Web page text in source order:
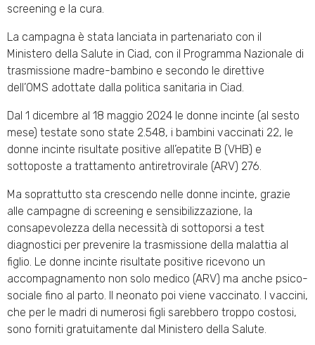
screening e la cura.
La campagna è stata lanciata in partenariato con il
Ministero della Salute in Ciad, con il Programma Nazionale di
trasmissione madre-bambino e secondo le direttive
dell’OMS adottate dalla politica sanitaria in Ciad.
Dal 1 dicembre al 18 maggio 2024 le donne incinte (al sesto
mese) testate sono state 2.548, i bambini vaccinati 22, le
donne incinte risultate positive all’epatite B (VHB) e
sottoposte a trattamento antiretrovirale (ARV) 276.
Ma soprattutto sta crescendo nelle donne incinte, grazie
alle campagne di screening e sensibilizzazione, la
consapevolezza della necessità di sottoporsi a test
diagnostici per prevenire la trasmissione della malattia al
figlio. Le donne incinte risultate positive ricevono un
accompagnamento non solo medico (ARV) ma anche psico-
sociale fino al parto. Il neonato poi viene vaccinato. I vaccini,
che per le madri di numerosi figli sarebbero troppo costosi,
sono forniti gratuitamente dal Ministero della Salute.